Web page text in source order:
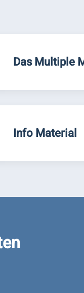
Das Multiple
Info Material